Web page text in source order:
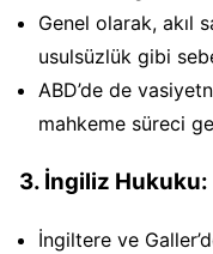
Genel olarak, akıl
usulsüzlük gibi
ABD’de de
mahkeme süreci
3. İngiliz Hukuku:
İngiltere ve